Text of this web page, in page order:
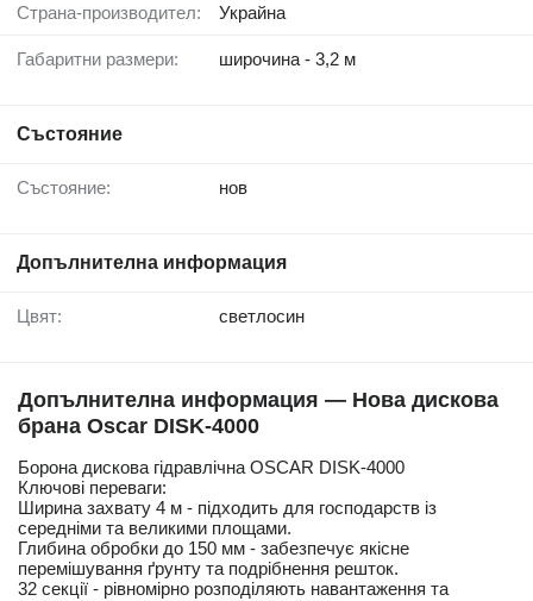
Страна-производител: Украйна
Габаритни размери: широчина - 3,2 м
Състояние
Състояние: нов
Допълнителна информация
Цвят: светлосин
Допълнителна информация — Нова дискова
брана Oscar DISK-4000
Борона дискова гідравлічна OSCAR DISK-4000
Ключові переваги:
Ширина захвату 4 м - підходить для господарств із
середніми та великими площами.
Глибина обробки до 150 мм - забезпечує якісне
перемішування ґрунту та подрібнення решток.
32 секції - рівномірно розподіляють навантаження та